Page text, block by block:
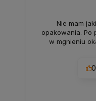
Nie mam
opakowania. Po
w mgnieniu
0